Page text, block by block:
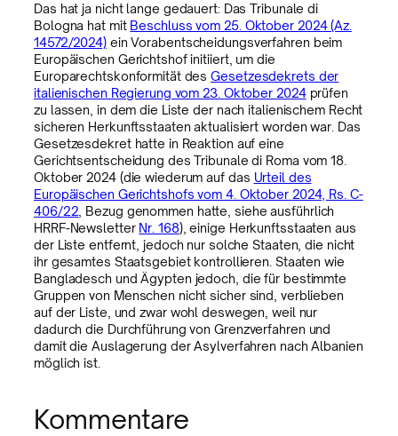
Das hat ja nicht lange gedauert: Das Tribunale di
Bologna hat mit Beschluss vom 25. Oktober 2024 (Az.
14572/2024)ein Vorabentscheidungsverfahren beim
Europäischen Gerichtshof initiiert, um die
Europarechtskonformität desGesetzesdekrets der
italienischen Regierung vom 23. Oktober 2024prüfen
zu lassen, in dem die Liste der nach italienischem Recht
sicheren Herkunftsstaaten aktualisiert worden war. Das
Gesetzesdekret hatte in Reaktion auf eine
Gerichtsentscheidung des Tribunale di Roma vom 18.
Oktober 2024 (die wiederum auf das Urteil des
Europäischen Gerichtshofs vom 4. Oktober 2024, Rs. C-
406/22 , Bezug genommen hatte, siehe ausführlich
HRRF-Newsletter Nr. 168), einige Herkunftsstaaten aus
der Liste entfernt, jedoch nur solche Staaten, die nicht
ihr gesamtes Staatsgebiet kontrollieren. Staaten wie
Bangladesch und Ägypten jedoch, die für bestimmte
Gruppen von Menschen nicht sicher sind, verblieben
auf der Liste, und zwar wohl deswegen, weil nur
dadurch die Durchführung von Grenzverfahren und
damit die Auslagerung der Asylverfahren nach Albanien
möglich ist.
Kommentare